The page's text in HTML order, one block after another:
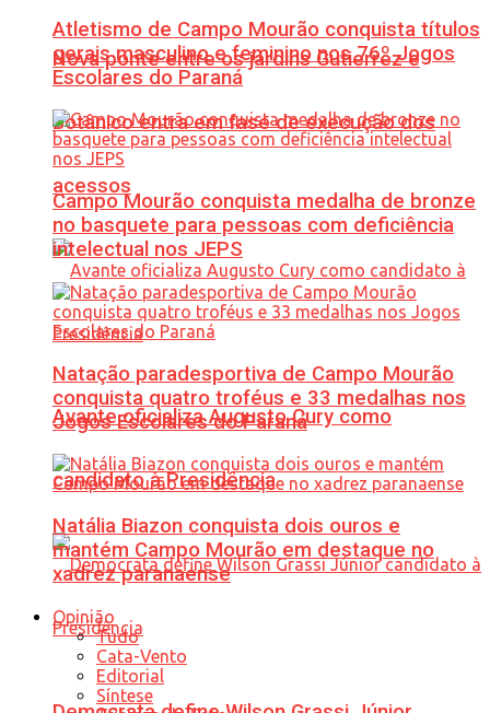
Nova ponte entre os jardins Gutierrez e
Botânico entra em fase de execução dos
acessos
Avante oficializa Augusto Cury como
candidato à Presidência
Atletismo de Campo Mourão conquista títulos
gerais masculino e feminino nos 76º Jogos
Escolares do Paraná
Campo Mourão conquista medalha de bronze
no basquete para pessoas com deficiência
intelectual nos JEPS
Natação paradesportiva de Campo Mourão
conquista quatro troféus e 33 medalhas nos
Jogos Escolares do Paraná
Natália Biazon conquista dois ouros e
mantém Campo Mourão em destaque no
xadrez paranaense
Opinião
Tudo
Cata-Vento
Editorial
Síntese